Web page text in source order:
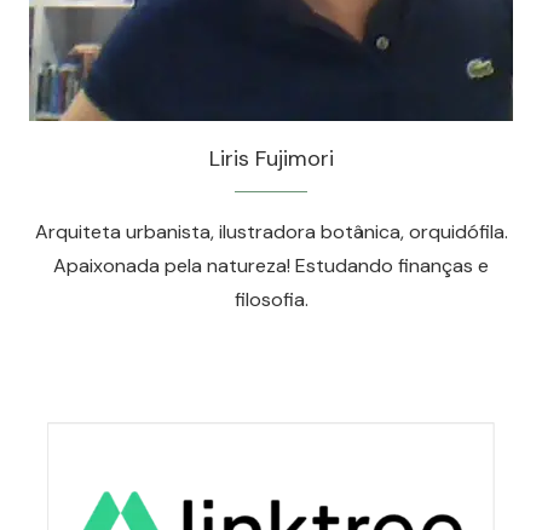
Liris Fujimori
Arquiteta urbanista, ilustradora botânica, orquidófila.
Apaixonada pela natureza! Estudando finanças e
filosofia.